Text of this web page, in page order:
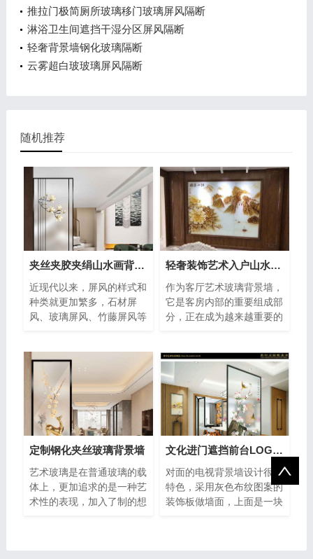
推拉门极简厕所玻璃移门玻璃屏风隔断
淋浴卫生间遮挡干湿分区屏风隔断
轻奢背景墙钢化玻璃隔断
云雾超白玻玻璃屏风隔断
随机推荐
夹丝夹胶夹绢山水画背景墙玻璃
近现代以来，屏风的样式和
种类就更加繁多，石材屏
风、玻璃屏风、竹藤屏风等
轻奢装饰艺术入户山水画背景墙玻璃
作为客厅艺术玻璃背景墙，
它是客房内部的重要组成部
分，正在成为越来越重要的
定制钢化夹丝玻璃背景墙
艺术玻璃是在普通玻璃的载
体上，更加追求的是一种艺
术性的表现，加入了制的想
文化进门遮挡前台LOGO玻璃屏风隔断
对面的电视背景墙设计很有
特色，采用灰色布纹图案的
装饰板做墙面，上面是一块